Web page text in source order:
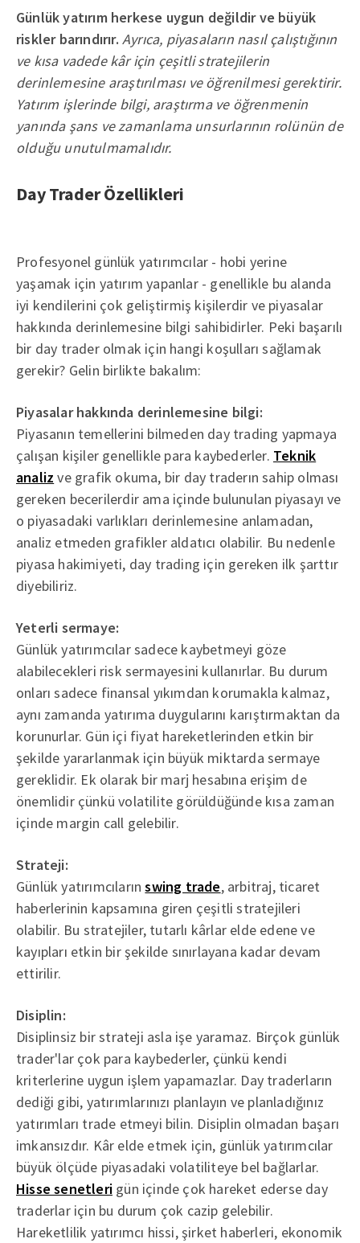
Günlük yatırım herkese uygun değildir ve büyük
riskler barındırır. Ayrıca, piyasaların nasıl çalıştığının
ve kısa vadede kâr için çeşitli stratejilerin
derinlemesine araştırılması ve öğrenilmesi gerektirir.
Yatırım işlerinde bilgi, araştırma ve öğrenmenin
yanında şans ve zamanlama unsurlarının rolünün de
olduğu unutulmamalıdır.
Day Trader Özellikleri
Profesyonel günlük yatırımcılar - hobi yerine
yaşamak için yatırım yapanlar - genellikle bu alanda
iyi kendilerini çok geliştirmiş kişilerdir ve piyasalar
hakkında derinlemesine bilgi sahibidirler. Peki başarılı
bir day trader olmak için hangi koşulları sağlamak
gerekir? Gelin birlikte bakalım:
Piyasalar hakkında derinlemesine bilgi:
Piyasanın temellerini bilmeden day trading yapmaya
çalışan kişiler genellikle para kaybederler. Teknik
analiz ve grafik okuma, bir day traderın sahip olması
gereken becerilerdir ama içinde bulunulan piyasayı ve
o piyasadaki varlıkları derinlemesine anlamadan,
analiz etmeden grafikler aldatıcı olabilir. Bu nedenle
piyasa hakimiyeti, day trading için gereken ilk şarttır
diyebiliriz.
Yeterli sermaye:
Günlük yatırımcılar sadece kaybetmeyi göze
alabilecekleri risk sermayesini kullanırlar. Bu durum
onları sadece finansal yıkımdan korumakla kalmaz,
aynı zamanda yatırıma duygularını karıştırmaktan da
korunurlar. Gün içi fiyat hareketlerinden etkin bir
şekilde yararlanmak için büyük miktarda sermaye
gereklidir. Ek olarak bir marj hesabına erişim de
önemlidir çünkü volatilite görüldüğünde kısa zaman
içinde margin call gelebilir.
Strateji:
Günlük yatırımcılarınswing trade, arbitraj, ticaret
haberlerinin kapsamına giren çeşitli stratejileri
olabilir. Bu stratejiler, tutarlı kârlar elde edene ve
kayıpları etkin bir şekilde sınırlayana kadar devam
ettirilir.
Disiplin:
Disiplinsiz bir strateji asla işe yaramaz. Birçok günlük
trader'lar çok para kaybederler, çünkü kendi
kriterlerine uygun işlem yapamazlar. Day traderların
dediği gibi, yatırımlarınızı planlayın ve planladığınız
yatırımları trade etmeyi bilin. Disiplin olmadan başarı
imkansızdır. Kâr elde etmek için, günlük yatırımcılar
büyük ölçüde piyasadaki volatiliteye bel bağlarlar.
Hisse senetleri gün içinde çok hareket ederse day
traderlar için bu durum çok cazip gelebilir.
Hareketlilik yatırımcı hissi, şirket haberleri, ekonomik